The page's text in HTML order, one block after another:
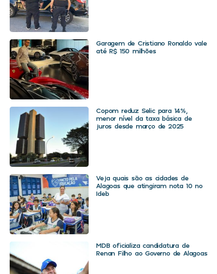
Garagem de Cristiano Ronaldo vale
até R$ 150 milhões
Copom reduz Selic para 14%,
menor nível da taxa básica de
juros desde março de 2025
Veja quais são as cidades de
Alagoas que atingiram nota 10 no
Ideb
MDB oficializa candidatura de
Renan Filho ao Governo de Alagoas